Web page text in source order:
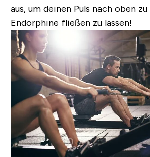
aus, um deinen Puls nach oben
Endorphine fließen zu lassen!